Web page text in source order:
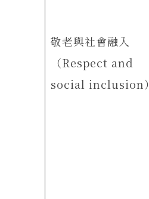
敬老與社會融入
（Respect and
social inclusion）